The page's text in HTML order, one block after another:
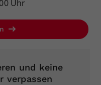
Uhr
und keine
verpassen